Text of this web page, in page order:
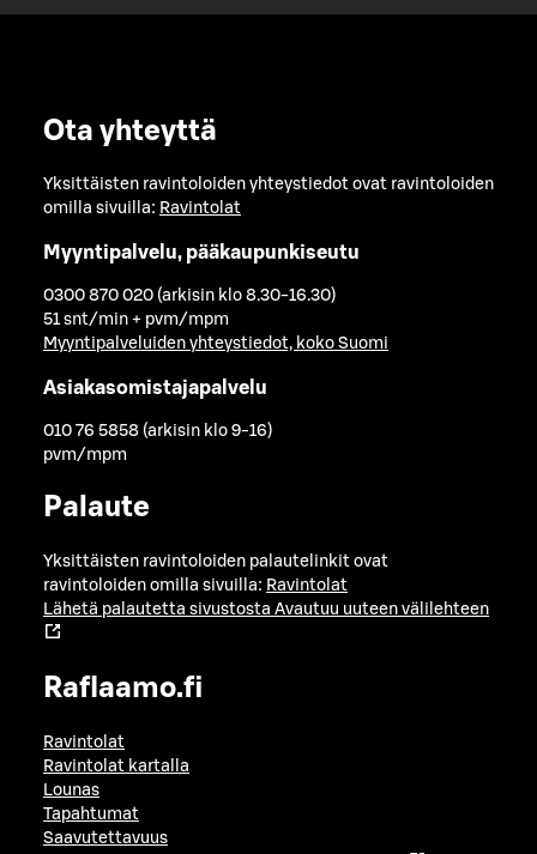
Ota yhteyttä
Yksittäisten ravintoloiden yhteystiedot ovat ravintoloiden
omilla sivuilla: Ravintolat
Myyntipalvelu, pääkaupunkiseutu
0300 870 020 (arkisin klo 8.30-16.30)
51 snt/min + pvm/mpm
Myyntipalveluiden yhteystiedot, koko Suomi
Asiakasomistajapalvelu
010 76 5858 (arkisin klo 9-16)
pvm/mpm
Palaute
Yksittäisten ravintoloiden palautelinkit ovat
ravintoloiden omilla sivuilla: Ravintolat
Lähetä palautetta sivustosta Avautuu uuteen välilehteen
Raflaamo.fi
Ravintolat
Ravintolat kartalla
Lounas
Tapahtumat
Saavutettavuus